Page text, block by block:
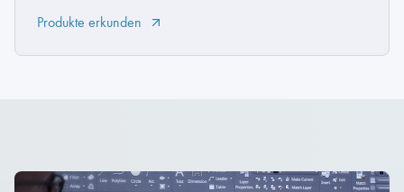
Produkte erkunden